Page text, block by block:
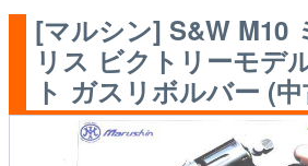
[マルシン] S&W M10
リス ビクトリーモデ
ト ガスリボルバー (